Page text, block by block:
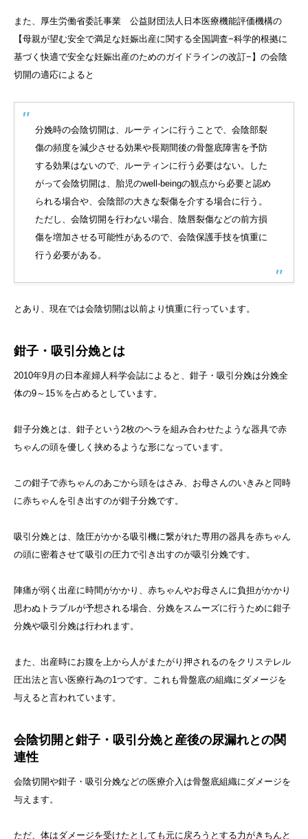
また、厚生労働省委託事業 公益財団法人日本医療機能評価機構の
【母親が望む安全で満足な妊娠出産に関する全国調査−科学的根拠に
基づく快適で安全な妊娠出産のためのガイドラインの改訂−】の会陰
切開の適応によると
分娩時の会陰切開は、ルーティンに行うことで、会陰部裂
傷の頻度を減少させる効果や長期間後の骨盤底障害を予防
する効果はないので、ルーティンに行う必要はない。した
がって会陰切開は、胎児のwell-beingの観点から必要と認め
られる場合や、会陰部の大きな裂傷を介する場合に行う。
ただし、会陰切開を行わない場合、陰唇裂傷などの前方損
傷を増加させる可能性があるので、会陰保護手技を慎重に
行う必要がある。
とあり、現在では会陰切開は以前より慎重に行っています。
鉗子・吸引分娩とは
2010年9月の日本産婦人科学会誌によると、鉗子・吸引分娩は分娩全
体の9～15％を占めるとしています。
鉗子分娩とは、鉗子という2枚のヘラを組み合わせたような器具で赤
ちゃんの頭を優しく挟めるような形になっています。
この鉗子で赤ちゃんのあごから頭をはさみ、お母さんのいきみと同時
に赤ちゃんを引き出すのが鉗子分娩です。
吸引分娩とは、陰圧がかかる吸引機に繋がれた専用の器具を赤ちゃん
の頭に密着させて吸引の圧力で引き出すのが吸引分娩です。
陣痛が弱く出産に時間がかかり、赤ちゃんやお母さんに負担がかかり
思わぬトラブルが予想される場合、分娩をスムーズに行うために鉗子
分娩や吸引分娩は行われます。
また、出産時にお腹を上から人がまたがり押されるのをクリステレル
圧出法と言い医療行為の1つです。これも骨盤底の組織にダメージを
与えると言われています。
会陰切開と鉗子・吸引分娩と産後の尿漏れとの関
連性
会陰切開や鉗子・吸引分娩などの医療介入は骨盤底組織にダメージを
与えます。
ただ、体はダメージを受けたとしても元に戻ろうとする力がきちんと